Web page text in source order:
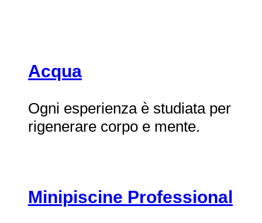
Acqua
Ogni esperienza è studiata per
rigenerare corpo e mente.
Minipiscine Professional